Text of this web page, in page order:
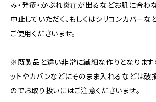
み・発疹・かぶれ炎症が出るなどお肌に合わ
中止していただく、もしくはシリコンカバーな
ご使用くださいませ。
※既製品と違い非常に繊細な作りとなります
ットやカバンなどにそのまま入れるなどは破
のでお取り扱いにはご注意くださいませ。